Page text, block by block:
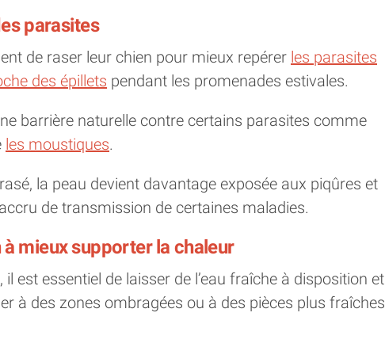
parasites
de raser leur chien pour mieux repérer les parasites
des épillets pendant les promenades estivales.
barrière naturelle contre certains parasites comme
les moustiques.
la peau devient davantage exposée aux piqûres et
de transmission de certaines maladies.
mieux supporter la chaleur
est essentiel de laisser de l’eau fraîche à disposition et
à des zones ombragées ou à des pièces plus fraîches